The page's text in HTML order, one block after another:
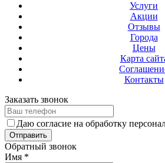
Услуги
Акции
Отзывы
Города
Цены
Карта
Контакты
Заказать звонок
Даю согласие на обработку
Обратный звонок
Имя *